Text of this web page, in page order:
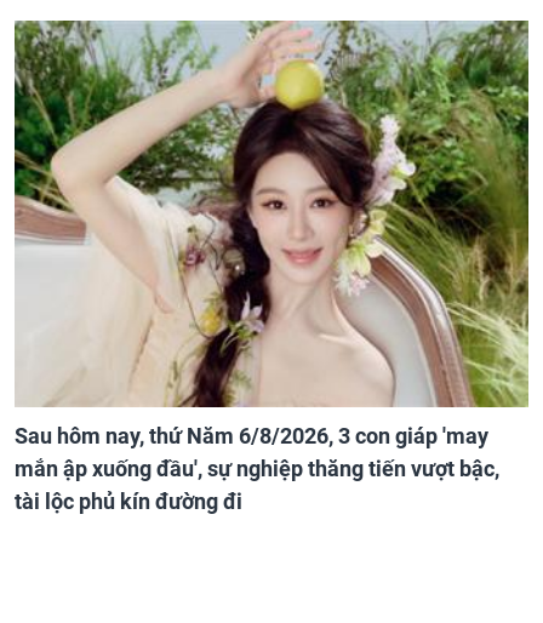
Sau hôm nay, thứ Năm 6/8/2026, 3 con giáp 'may
mắn ập xuống đầu', sự nghiệp thăng tiến vượt bậc,
tài lộc phủ kín đường đi